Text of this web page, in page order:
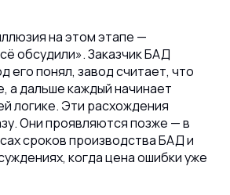
на этом этапе —
обсудили». Заказчик БАД
его понял, завод считает, что
а дальше каждый начинает
логике. Эти расхождения
Они проявляются позже — в
сроков производства БАД и
когда цена ошибки уже